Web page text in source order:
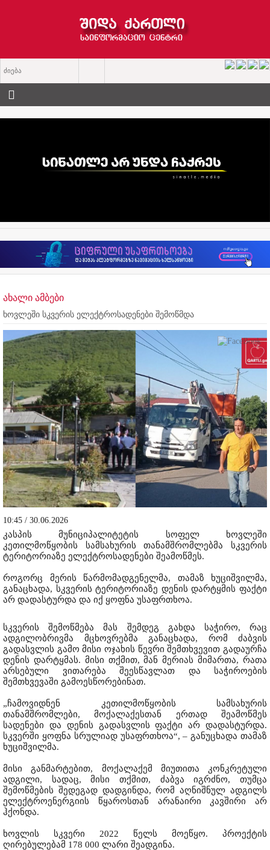
ახალი ამბები
ხოვლეში სკვერის ელექტროსადენები შემოწმდა
10:45 / 30.06.2026
კასპის მუნიციპალიტეტის სოფელ ხოვლეში
კეთილმოწყობის სამსახურის თანამშრომლებმა სკვერის
ტერიტორიაზე ელექტროსადენები შეამოწმეს.
როგორც მერის წარმომადგენელმა, თამაზ ხუციშვილმა,
განაცხადა, სკვერის ტერიტორიაზე დენის დარტყმის ფაქტი
არ დადასტურდა და იქ ყოფნა უსაფრთხოა.
სკვერის შემოწმება მას შემდეგ გახდა საჭირო, რაც
ადგილობრივმა მცხოვრებმა განაცხადა, რომ ძაბვის
გადასვლის გამო მისი ოჯახის წევრი შემთხვევით გადაურჩა
დენის დარტყმას. მისი თქმით, მან მერიას მიმართა, რათა
არსებული ვითარება შეესწავლათ და საჭიროების
შემთხვევაში გამოესწორებინათ.
„ჩამოვიდნენ კეთილმოწყობის სამსახურის
თანამშრომლები, მოქალაქესთან ერთად შეამოწმეს
სადენები და დენის გადასვლის ფაქტი არ დადასტურდა.
სკვერში ყოფნა სრულიად უსაფრთხოა“, – განუცხადა თამაზ
ხუციშვილმა.
მისი განმარტებით, მოქალაქემ მიუთითა კონკრეტული
ადგილი, სადაც, მისი თქმით, ძაბვა იგრძნო, თუმცა
შემოწმების შედეგად დადგინდა, რომ აღნიშნულ ადგილს
ელექტროენერგიის წყაროსთან არანაირი კავშირი არ
ჰქონდა.
ხოვლის სკვერი 2022 წელს მოეწყო. პროექტის
ღირებულებამ 178 000 ლარი შეადგინა.